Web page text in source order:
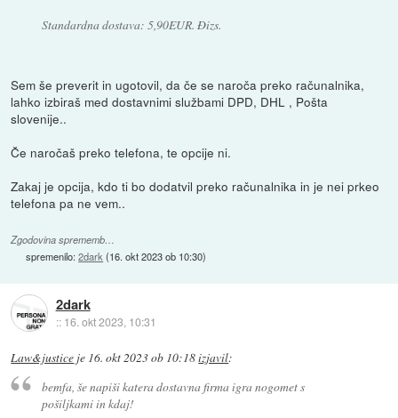
Standardna dostava: 5,90EUR. Đizs.
Sem še preverit in ugotovil, da če se naroča preko računalnika,
lahko izbiraš med dostavnimi službami DPD, DHL , Pošta
slovenije..
Če naročaš preko telefona, te opcije ni.
Zakaj je opcija, kdo ti bo dodatvil preko računalnika in je nei prkeo
telefona pa ne vem..
Zgodovina sprememb…
spremenilo:2dark (16. okt 2023 ob 10:30)
2dark
:: 16. okt 2023, 10:31
Law&justice je 16. okt 2023 ob 10:18izjavil:
bemfa, še napiši katera dostavna firma igra nogomet s
pošiljkami in kdaj!